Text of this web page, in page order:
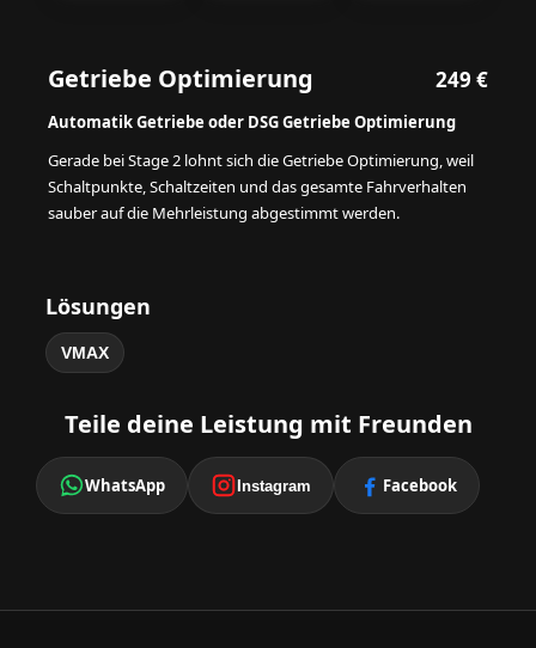
Getriebe Optimierung 249 €
Automatik Getriebe oder DSG Getriebe Optimierung
Gerade bei Stage 2 lohnt sich die Getriebe Optimierung, weil
Schaltpunkte, Schaltzeiten und das gesamte Fahrverhalten
sauber auf die Mehrleistung abgestimmt werden.
Lösungen
VMAX
Teile deine Leistung mit Freunden
WhatsApp Instagram Facebook